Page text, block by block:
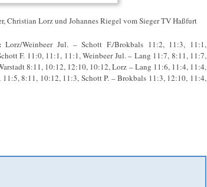
Christian Lorz und Johannes Riegel vom Sieger TV Haßfurt
Lorz/Weinbeer Jul. – Schott F./Brokbals 11:2, 11:3, 11:1,
F. 11:0, 11:1, 11:1, Weinbeer Jul. – Lang 11:7, 8:11, 11:7,
8:11, 10:12, 12:10, 10:12, Lorz – Lang 11:6, 11:4, 11:4,
8:11, 10:12, 11:3, Schott P. – Brokbals 11:3, 12:10, 11:4,